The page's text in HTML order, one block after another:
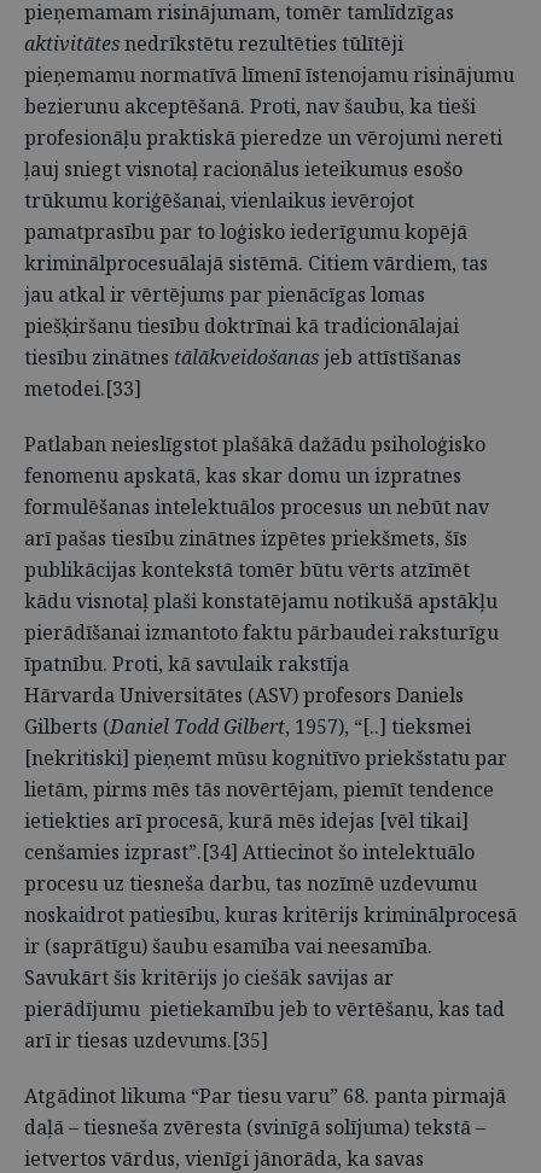
pieņemamam risinājumam, tomēr tamlīdzīgas
aktivitātesnedrīkstētu rezultēties tūlītēji
pieņemamu normatīvā līmenī īstenojamu risinājumu
bezierunu akceptēšanā. Proti, nav šaubu, ka tieši
profesionāļu praktiskā pieredze un vērojumi nereti
ļauj sniegt visnotaļ racionālus ieteikumus esošo
trūkumu koriģēšanai, vienlaikus ievērojot
pamatprasību par to loģisko iederīgumu kopējā
kriminālprocesuālajā sistēmā. Citiem vārdiem, tas
jau atkal ir vērtējums par pienācīgas lomas
piešķiršanu tiesību doktrīnai kā tradicionālajai
tiesību zinātnes tālākveidošanasjeb attīstīšanas
metodei.[33]
Patlaban neieslīgstot plašākā dažādu psiholoģisko
fenomenu apskatā, kas skar domu un izpratnes
formulēšanas intelektuālos procesus un nebūt nav
arī pašas tiesību zinātnes izpētes priekšmets, šīs
publikācijas kontekstā tomēr būtu vērts atzīmēt
kādu visnotaļ plaši konstatējamu notikušā apstākļu
pierādīšanai izmantoto faktu pārbaudei raksturīgu
īpatnību. Proti, kā savulaik rakstīja
Hārvarda Universitātes (ASV) profesors Daniels
Gilberts (Daniel Todd Gilbert, 1957), “[..] tieksmei
[nekritiski] pieņemt mūsu kognitīvo priekšstatu par
lietām, pirms mēs tās novērtējam, piemīt tendence
ietiekties arī procesā, kurā mēs idejas [vēl tikai]
cenšamies izprast”.[34] Attiecinot šo intelektuālo
procesu uz tiesneša darbu, tas nozīmē uzdevumu
noskaidrot patiesību, kuras kritērijs kriminālprocesā
ir (saprātīgu) šaubu esamība vai neesamība.
Savukārt šis kritērijs jo ciešāk savijas ar
pierādījumu pietiekamību jeb to vērtēšanu, kas tad
arī ir tiesas uzdevums.[35]
Atgādinot likuma “Par tiesu varu” 68. panta pirmajā
daļā – tiesneša zvēresta (svinīgā solījuma) tekstā –
ietvertos vārdus, vienīgi jānorāda, ka savas